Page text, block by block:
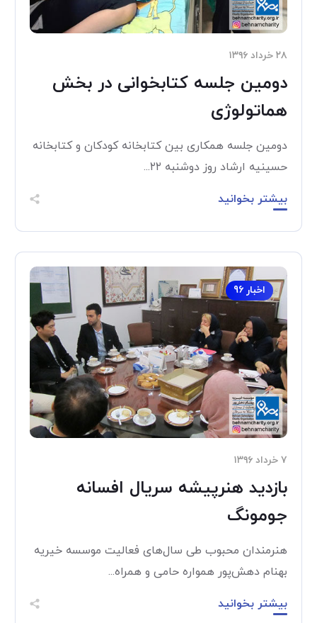
۲۸ خرداد ۱۳۹۶
دومین جلسه کتابخوانی در بخش
هماتولوژی
دومین جلسه همكاری بين كتابخانه كودكان و كتابخانه
حسينيه ارشاد روز دوشنبه ۲۲...
بیشتر بخوانید
اخبار 96
۷ خرداد ۱۳۹۶
بازدید هنرپیشه سریال افسانه
جومونگ
هنرمندان محبوب طی سال‌های فعالیت موسسه خیریه
بهنام دهش‌پور همواره حامی و همراه...
بیشتر بخوانید